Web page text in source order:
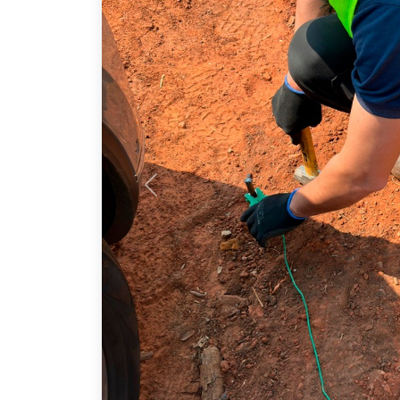
Previous